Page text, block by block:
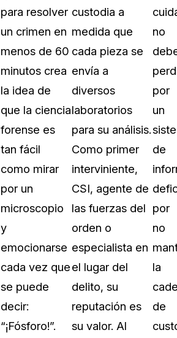
Más información sobre
misión
Trabaja con nosotros
Únase a nuestro equipo y
construir el futuro de la redacción
Contáctanos
Póngase en contacto con nuestro
para resolver
un crimen en
menos de 60
minutos crea
la idea de
que la ciencia
forense es
tan fácil
como mirar
por un
microscopio
y
emocionarse
cada vez que
se puede
decir:
“¡Fósforo!”.
custodia a
medida que
cada pieza se
envía a
diversos
laboratorios
para su análisis.
Como primer
interviniente,
CSI, agente de
las fuerzas del
orden o
especialista en
el lugar del
delito, su
reputación es
su valor. Al
no
por
un
de
por
no
la
de